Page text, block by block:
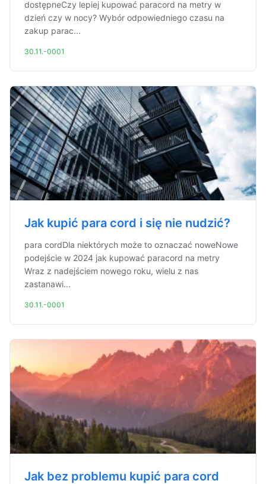
dostępneCzy lepiej kupować paracord na metry w
dzień czy w nocy? Wybór odpowiedniego czasu na
zakup parac...
30.11.-0001
Jak kupić para cord i się nie nudzić?
para cordDla niektórych może to oznaczać noweNowe
podejście w 2024 jak kupować paracord na metry
Wraz z nadejściem nowego roku, wielu z nas
zastanawi...
30.11.-0001
Jak bez problemu kupić para cord